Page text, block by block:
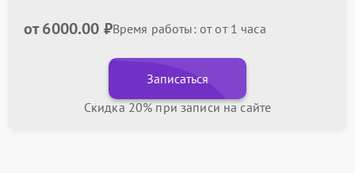
от 6000.00 ₽Время работы: от от 1 часа
Записаться
Скидка 20% при записи на сайте